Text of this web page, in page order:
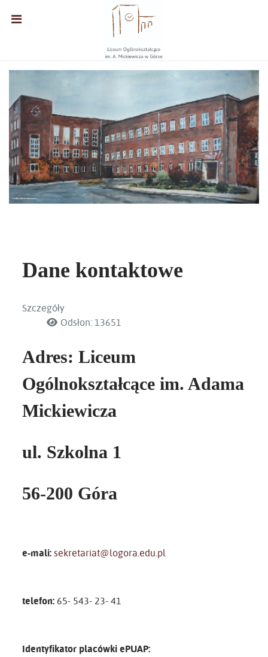
Dane kontaktowe
Szczegóły
Odsłon: 13651
Adres: Liceum
Ogólnokształcące im. Adama
Mickiewicza
ul. Szkolna 1
56-200 Góra
e-mali: sekretariat@logora.edu.pl
telefon: 65- 543- 23- 41
Identyfikator placówki ePUAP: